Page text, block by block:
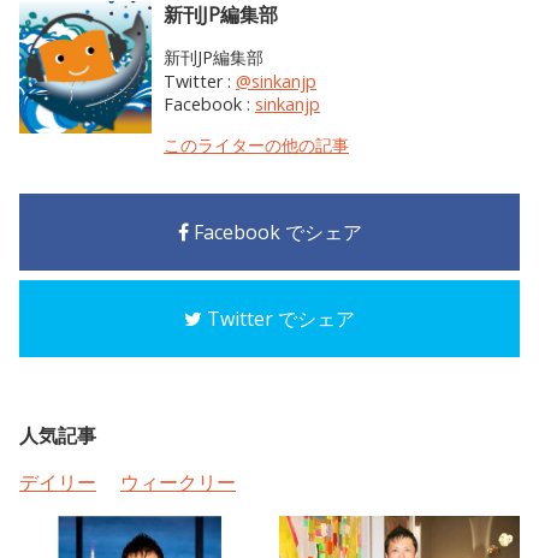
新刊JP編集部
新刊JP編集部
Twitter : @sinkanjp
Facebook : sinkanjp
このライターの他の記事
Facebook でシェア
Twitter でシェア
人気記事
デイリー
ウィークリー